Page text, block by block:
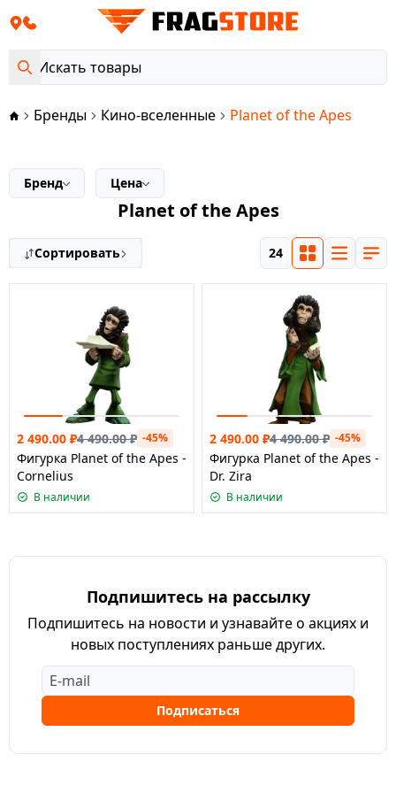
Бренды Кино-вселенные Planet of the Apes
Бренд Цена
Planet of the Apes
Сортировать 24
2 490.00 ₽4 490.00₽ -45%
Фигурка Planet of the Apes -
Cornelius
В наличии
2 490.00 ₽4 490.00₽ -45%
Фигурка Planet of the Apes -
Dr. Zira
В наличии
Подпишитесь на рассылку
Подпишитесь на новости и узнавайте о акциях и
новых поступлениях раньше других.
Подписаться